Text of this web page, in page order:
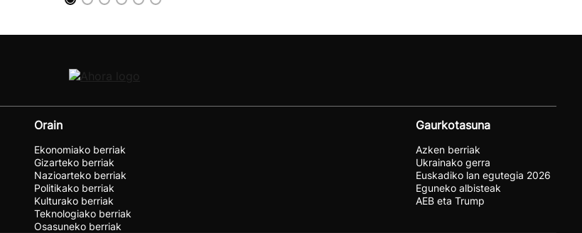
Orain
Ekonomiako berriak
Gizarteko berriak
Nazioarteko berriak
Politikako berriak
Kulturako berriak
Teknologiako berriak
Osasuneko berriak
Gaurkotasuna
Azken berriak
Ukrainako gerra
Euskadiko lan egutegia 2026
Eguneko albisteak
AEB eta Trump